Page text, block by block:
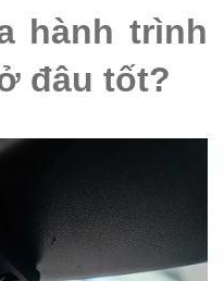
hành trình
đâu tốt?